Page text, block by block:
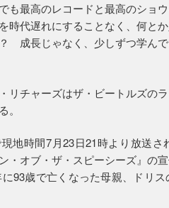
も最高のレコードと最高のショ
時代遅れにすることなく、何と
成長じゃなく、少しずつ学ん
リチャーズはザ・ビートルズの
。
地時間7月23日21時より放送
・オブ・ザ・スピーシーズ』の
93歳で亡くなった母親、ドリ